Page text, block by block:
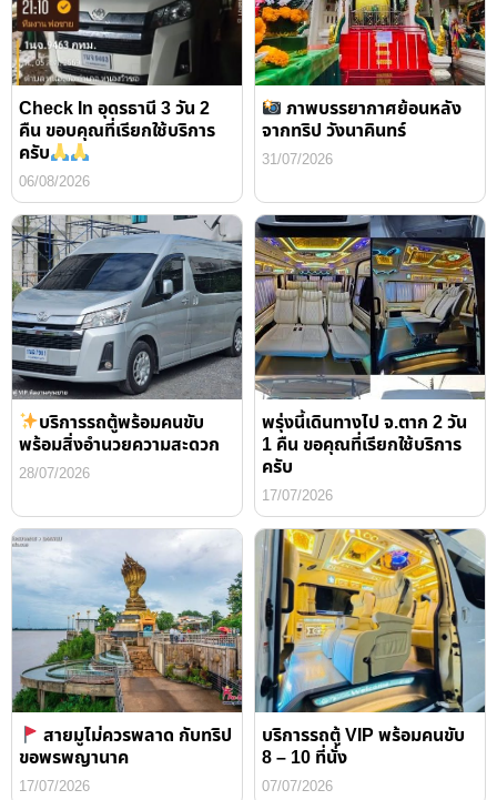
Check In อุดรธานี 3 วัน 2
คืน ขอบคุณที่เรียกใช้บริการ
ครับ
06/08/2026
ภาพบรรยากาศย้อนหลัง
จากทริป วังนาคินทร์
31/07/2026
บริการรถตู้พร้อมคนขับ
พร้อมสิ่งอำนวยความสะดวก
28/07/2026
พรุ่งนี้เดินทางไป จ.ตาก 2 วัน
1 คืน ขอคุณที่เรียกใช้บริการ
ครับ
17/07/2026
สายมูไม่ควรพลาด กับทริป
ขอพรพญานาค
17/07/2026
บริการรถตู้ VIP พร้อมคนขับ
8 – 10 ที่นั่ง
07/07/2026